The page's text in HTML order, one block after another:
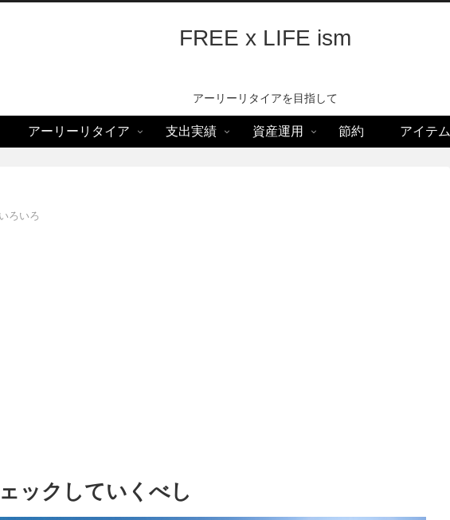
FREE x LIFE ism
アーリーリタイアを目指して
アーリーリタイア 支出実績 資産運用 節約 アイテム
いろいろ
ックしていくべし